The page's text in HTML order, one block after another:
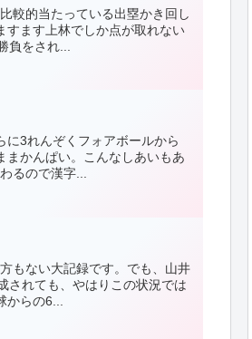
較的当たっている出塁かき回し
すます上林でしか点が取れない
をされ...
に3れんぞくフォアボールから
まかんぱい。こんなしあいもあ
るので漢字...
もない大記録です。でも、山井
されても、やはりこの状況では
らの6...